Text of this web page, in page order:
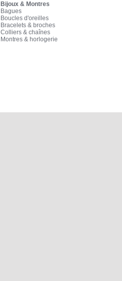
Bijoux & Montres
Bagues
Boucles d'oreilles
Bracelets & broches
Colliers & chaînes
Montres & horlogerie